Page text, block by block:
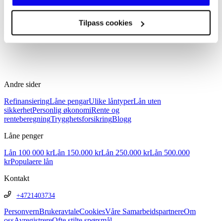
Microsoft Advertising, Meta og Snapchat.
Tilpass cookies
Andre sider
RefinansieringLåne pengarUlike låntyperLån uten
sikkerhetPersonlig økonomiRente og
renteberegningTrygghetsforsikringBlogg
Låne penger
Lån 100 000 krLån 150.000 krLån 250.000 krLån 500.000
krPopulaere lån
Kontakt
+4721403734
PersonvernBrukeravtaleCookiesVåre SamarbeidspartnereOm